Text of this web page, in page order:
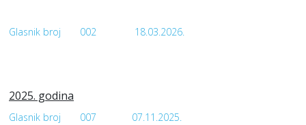
Glasnik broj 002 18.03.2026.
2025. godina
Glasnik broj 007
07.11.2025.